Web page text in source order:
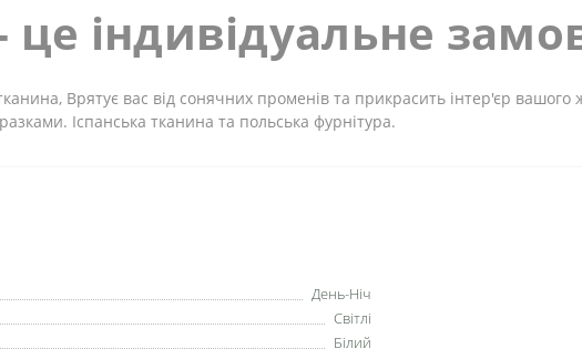
це індивідуальне
Врятує вас від сонячних променів та прикрасить інтер'єр
Іспанська тканина та польська фурнітура.
День-Ніч
Світлі
Білий